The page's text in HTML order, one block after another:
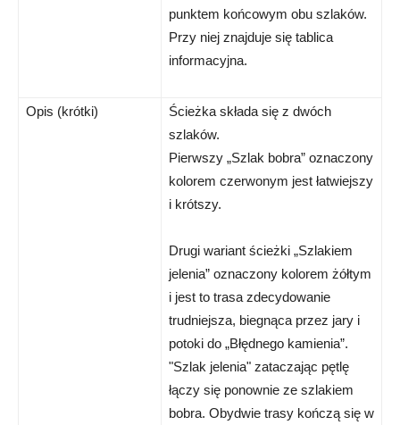
punktem końcowym obu szlaków.
Przy niej znajduje się tablica
informacyjna.
Opis (krótki)
Ścieżka składa się z dwóch
szlaków.
Pierwszy „Szlak bobra” oznaczony
kolorem czerwonym jest łatwiejszy
i krótszy.
Drugi wariant ścieżki „Szlakiem
jelenia” oznaczony kolorem żółtym
i jest to trasa zdecydowanie
trudniejsza, biegnąca przez jary i
potoki do „Błędnego kamienia”.
"Szlak jelenia" zataczając pętlę
łączy się ponownie ze szlakiem
bobra. Obydwie trasy kończą się w